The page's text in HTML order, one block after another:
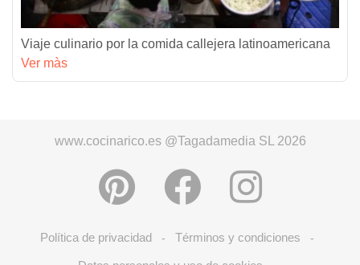
Viaje culinario por la comida callejera latinoamericana
Ver màs
www.cocinarico.es @Tagadamedia SL 2026
Política de privacidad - Términos y condiciones -